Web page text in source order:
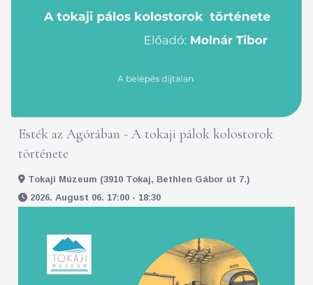
Esték az Agórában - A tokaji pálok kolostorok
története
Tokaji Múzeum (3910 Tokaj, Bethlen Gábor út 7.)
2026. August 06. 17:00 - 18:30